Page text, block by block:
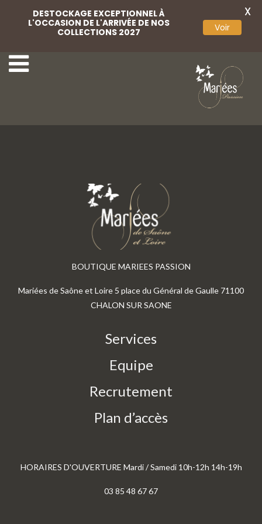
BOUTIQUE MARIEES PASSION
Mariées de Saône et Loire 5 place du Général de Gaulle 71100
CHALON SUR SAONE
Services
Equipe
Recrutement
Plan d’accès
HORAIRES D'OUVERTURE Mardi / Samedi 10h-12h 14h-19h
03 85 48 67 67
DESTOCKAGE EXCEPTIONNEL À
L'OCCASION DE L'ARRIVÉE DE NOS
COLLECTIONS 2027
Voir
X